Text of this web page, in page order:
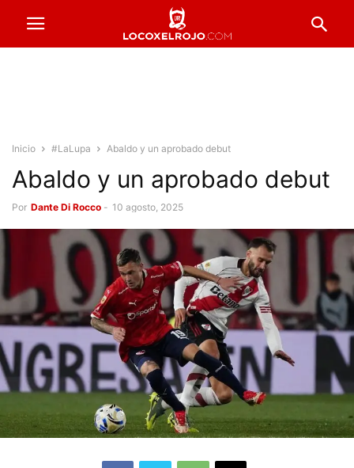
Inicio #LaLupa Abaldo y un aprobado debut
Abaldo y un aprobado debut
Por Dante Di Rocco - 10 agosto, 2025